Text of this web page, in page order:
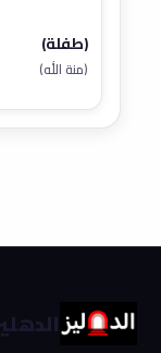
(طفلة)
(منة الله)